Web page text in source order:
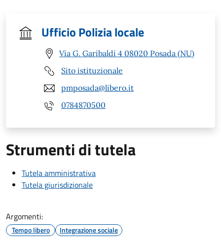
Ufficio Polizia locale
Via G. Garibaldi 4 08020 Posada (NU)
Sito istituzionale
pmposada@libero.it
0784870500
Strumenti di tutela
Tutela amministrativa
Tutela giurisdizionale
Argomenti:
Tempo libero Integrazione sociale